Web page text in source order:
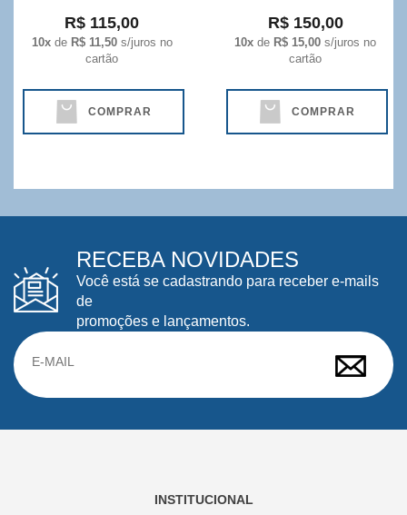
R$ 115,00
10xde R$ 11,50s/juros no
cartão
COMPRAR
R$ 150,00
10x de R$ 15,00 s/juros no
cartão
COMPRAR
RECEBA NOVIDADES
Você está se cadastrando para receber e-mails
de
promoções e lançamentos.
INSTITUCIONAL